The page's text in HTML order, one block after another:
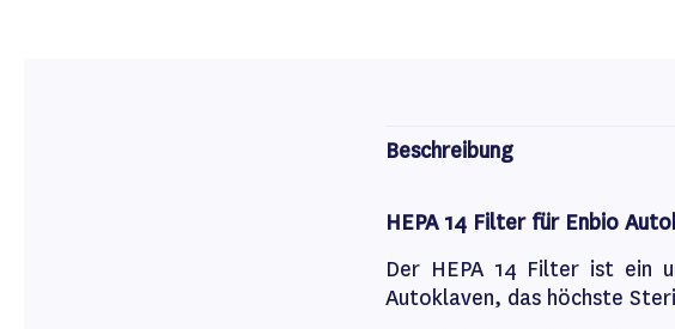
Beschreibung
HEPA 14 Filter für Enbio
Der HEPA 14 Filter ist ein
Autoklaven, das höchste